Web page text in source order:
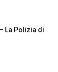
La Polizia di